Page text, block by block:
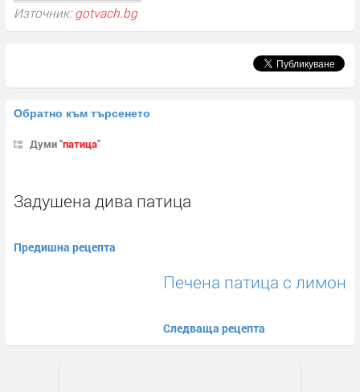
Източник: gotvach.bg
Обратно към търсенето
Думи "патица"
Задушена дива патица
Предишна рецепта
Печена патица с лимон
Следваща рецепта